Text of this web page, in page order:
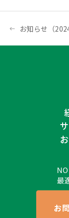
お知らせ（
最
お